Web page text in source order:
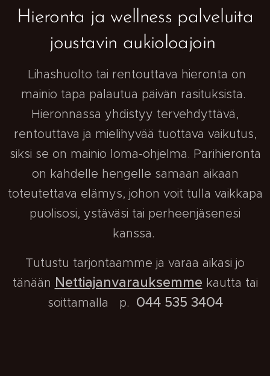
Hieronta ja wellness palveluita
joustavin aukioloajoin
Lihashuolto tai rentouttava hieronta on
mainio tapa palautua päivän rasituksista.
Hieronnassa yhdistyy tervehdyttävä,
rentouttava ja mielihyvää tuottava vaikutus,
siksi se on mainio loma-ohjelma. Parihieronta
on kahdelle hengelle samaan aikaan
toteutettava elämys, johon voit tulla vaikkapa
puolisosi, ystäväsi tai perheenjäsenesi
kanssa.
Tutustu tarjontaamme ja varaa aikasi jo
tänään Nettiajanvarauksemme kautta tai
soittamalla p. 044 535 3404